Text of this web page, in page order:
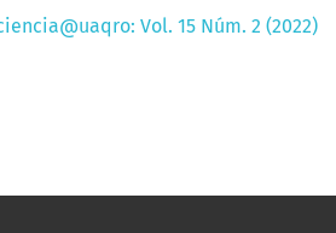
Vol. 15 Núm. 2 (2022)